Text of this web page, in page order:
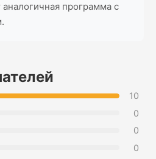
программа с
10
0
0
0